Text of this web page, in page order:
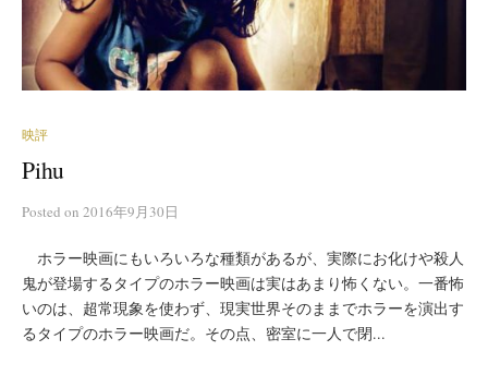
映評
Pihu
Posted on 2016年9月30日
ホラー映画にもいろいろな種類があるが、実際にお化けや殺人
鬼が登場するタイプのホラー映画は実はあまり怖くない。一番怖
いのは、超常現象を使わず、現実世界そのままでホラーを演出す
るタイプのホラー映画だ。その点、密室に一人で閉...